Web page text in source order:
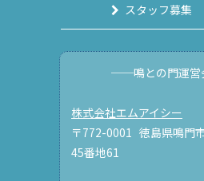
スタッフ募集
──鳴との門運
株式会社エムアイシー
〒772-0001 徳島県鳴門
45番地61